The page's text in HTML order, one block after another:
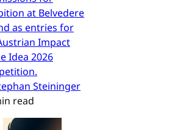
at Belvedere
as entries for
Impact
Idea 2026
Steininger
read